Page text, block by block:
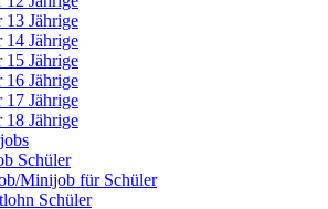
13 Jährige
14 Jährige
15 Jährige
16 Jährige
17 Jährige
18 Jährige
Schüler
Minijob für Schüler
Schüler